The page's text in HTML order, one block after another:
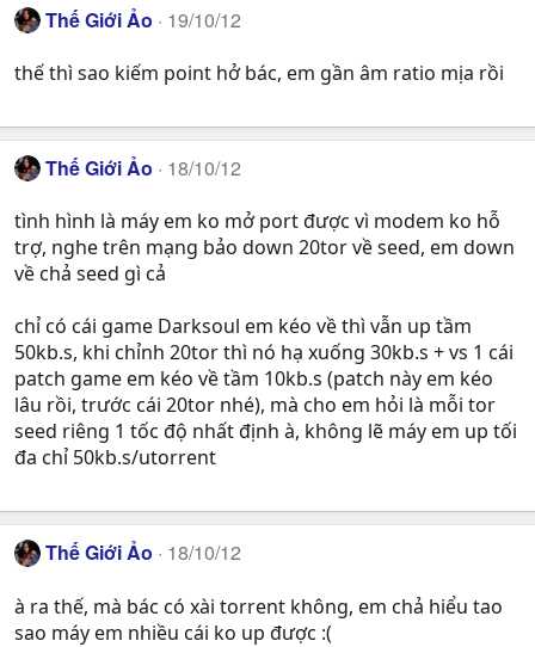
Thế Giới Ảo 19/10/12
thế thì sao kiếm point hở bác, em gần âm ratio mịa rồi
Thế Giới Ảo 18/10/12
tình hình là máy em ko mở port được vì modem ko hỗ
trợ, nghe trên mạng bảo down 20tor về seed, em down
về chả seed gì cả
chỉ có cái game Darksoul em kéo về thì vẫn up tầm
50kb.s, khi chỉnh 20tor thì nó hạ xuống 30kb.s + vs 1 cái
patch game em kéo về tầm 10kb.s (patch này em kéo
lâu rồi, trước cái 20tor nhé), mà cho em hỏi là mỗi tor
seed riêng 1 tốc độ nhất định à, không lẽ máy em up tối
đa chỉ 50kb.s/utorrent
Thế Giới Ảo 18/10/12
à ra thế, mà bác có xài torrent không, em chả hiểu tao
sao máy em nhiều cái ko up được :(